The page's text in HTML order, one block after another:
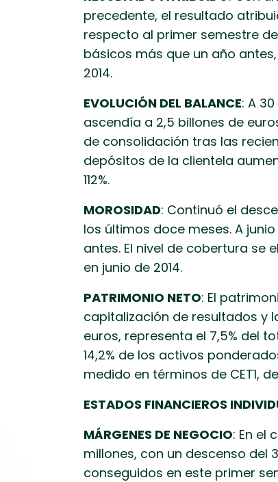
precedente, el resultado
respecto al primer semestre
básicos más que un año
2014.
EVOLUCIÓN DEL BALANCE: A
ascendía a 2,5 billones de
de consolidación tras las
depósitos de la clientela
112%.
MOROSIDAD: Continuó el
los últimos doce meses. A
antes. El nivel de cobertura se
en junio de 2014.
PATRIMONIO NETO: El
capitalización de resultados y
euros, representa el 7,5% del
14,2% de los activos
medido en términos de CET1,
ESTADOS FINANCIEROS
MÁRGENES DE NEGOCIO: En el
millones, con un descenso del
conseguidos en este primer